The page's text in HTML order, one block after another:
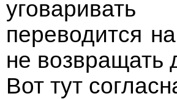
переводится
не возвращать
Вот тут